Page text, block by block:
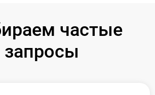
частые
запросы